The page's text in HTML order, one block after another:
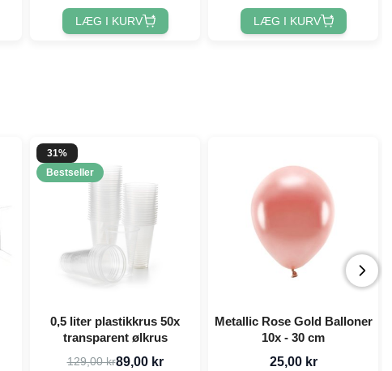
LÆG I KURV LÆG I KURV
31%
Bestseller
0,5 liter plastikkrus 50x
transparent ølkrus
129,00 kr89,00 kr
Metallic Rose Gold Balloner
10x - 30 cm
25,00 kr